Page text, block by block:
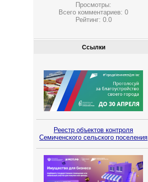
Просмотры:
Всего комментариев:0
Рейтинг: 0.0
Ссылки
Реестр объектов контроля
Семиченского сельского поселения